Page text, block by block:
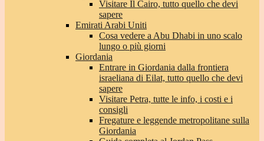
Visitare Il Cairo, tutto quello che devi
sapere
Emirati Arabi Uniti
Cosa vedere a Abu Dhabi in uno scalo
lungo o più giorni
Giordania
Entrare in Giordania dalla frontiera
israeliana di Eilat, tutto quello che devi
sapere
Visitare Petra, tutte le info, i costi e i
consigli
Fregature e leggende metropolitane sulla
Giordania